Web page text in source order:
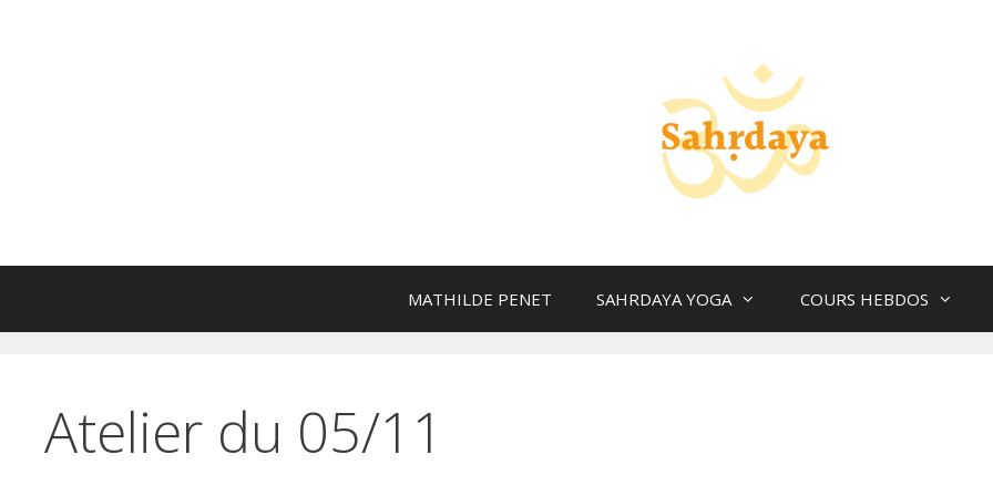
MATHILDE PENET SAHRDAYA YOGA COURS HEBDOS
Atelier du 05/11